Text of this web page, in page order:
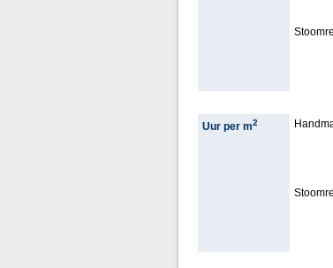
Uur per m2